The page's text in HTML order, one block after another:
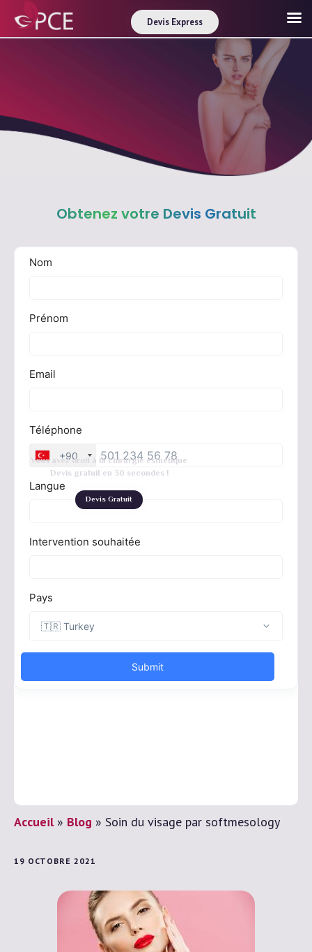
Vous avez droit à la chirurgie esthétique
Devis gratuit en 30 secondes !
Devis Gratuit
Obtenez votre Devis Gratuit
Accueil» Blog » Soin du visage par softmesology
19 OCTOBRE 2021
Devis Express